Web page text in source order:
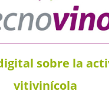
sobre la
vitivinícola